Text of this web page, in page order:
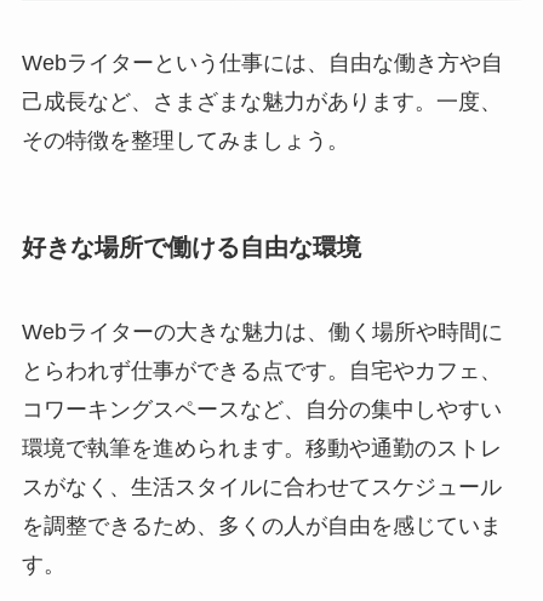
Webライターという仕事には、自由な働き方や自
己成長など、さまざまな魅力があります。一度、
その特徴を整理してみましょう。
好きな場所で働ける自由な環境
Webライターの大きな魅力は、働く場所や時間に
とらわれず仕事ができる点です。自宅やカフェ、
コワーキングスペースなど、自分の集中しやすい
環境で執筆を進められます。移動や通勤のストレ
スがなく、生活スタイルに合わせてスケジュール
を調整できるため、多くの人が自由を感じていま
す。